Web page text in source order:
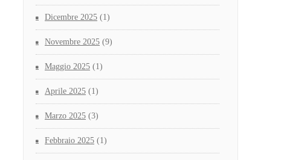
Dicembre 2025 (1)
Novembre 2025 (9)
Maggio 2025 (1)
Aprile 2025 (1)
Marzo 2025 (3)
Febbraio 2025 (1)